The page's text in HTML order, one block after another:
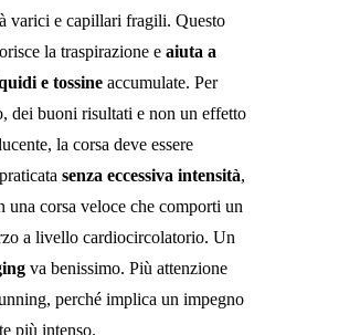
varici e capillari fragili. Questo
la traspirazione e aiuta a
e tossine accumulate. Per
dei buoni risultati e non un effetto
la corsa deve essere
senza eccessiva intensità,
una corsa veloce che comporti un
a livello cardiocircolatorio. Un
va benissimo. Più attenzione
perché implica un impegno
più intenso.